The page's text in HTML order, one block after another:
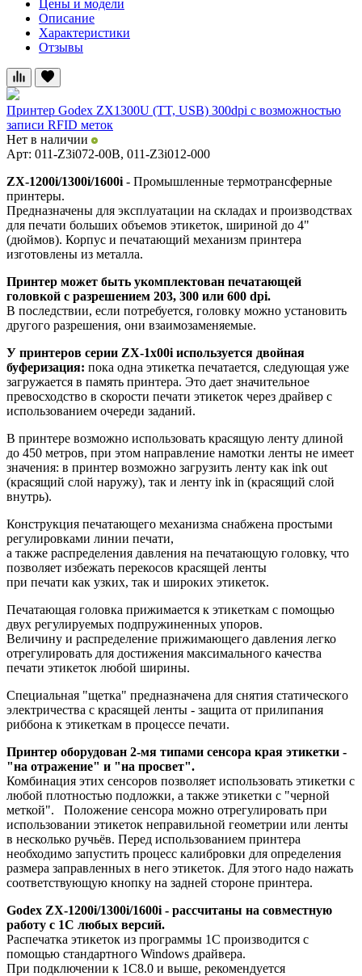
Цены и модели
Описание
Характеристики
Отзывы
Принтер Godex ZX1300U (TT, USB) 300dpi с возможностью
записи RFID меток
Нет в наличии
Арт: 011-Z3i072-00B, 011-Z3i012-000
ZX-1200i/1300i/1600i - Промышленные термотрансферные
принтеры.
Предназначены для эксплуатации на складах и производствах
для печати больших объемов этикеток, шириной до 4"
(дюймов). Корпус и печатающий механизм принтера
изготовлены из металла.
Принтер может быть укомплектован печатающей
головкой с разрешением 203, 300 или 600 dpi.
В последствии, если потребуется, головку можно установить
другого разрешения, они взаимозаменяемые.
У принтеров серии ZX-1х00i используется двойная
буферизация: пока одна этикетка печатается, следующая уже
загружается в память принтера. Это дает значительное
превосходство в скорости печати этикеток через драйвер с
использованием очереди заданий.
В принтере возможно использовать красящую ленту длиной
до 450 метров, при этом направление намотки ленты не имеет
значения: в принтер возможно загрузить ленту как ink out
(красящий слой наружу), так и ленту ink in (красящий слой
внутрь).
Конструкция печатающего механизма снабжена простыми
регулировками линии печати,
а также распределения давления на печатающую головку, что
позволяет избежать перекосов красящей ленты
при печати как узких, так и широких этикеток.
Печатающая головка прижимается к этикеткам с помощью
двух регулируемых подпружиненных упоров.
Величину и распределение прижимающего давления легко
отрегулировать для достижения максимального качества
печати этикеток любой ширины.
Специальная "щетка" предназначена для снятия статического
электричества с красящей ленты - защита от прилипания
риббона к этикеткам в процессе печати.
Принтер оборудован 2-мя типами сенсора края этикетки -
"на отражение" и "на просвет".
Комбинация этих сенсоров позволяет использовать этикетки с
любой плотностью подложки, а также этикетки с "черной
меткой". Положение сенсора можно отрегулировать при
использовании этикеток неправильной геометрии или ленты
в несколько ручьёв. Перед использованием принтера
необходимо запустить процесс калибровки для определения
размера заправленных в него этикеток. Для этого надо нажать
соответствующую кнопку на задней стороне принтера.
Godex ZX-1200i/1300i/1600i - рассчитаны на совместную
работу с 1С любых версий.
Распечатка этикеток из программы 1С производится с
помощью стандартного Windows драйвера.
При подключении к 1С8.0 и выше, рекомендуется